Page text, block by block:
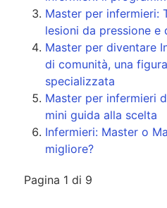
Master per infermieri:
lesioni da pressione
Master per diventare
di comunità, una
specializzata
Master per infermieri
mini guida alla scelta
Infermieri: Master o
migliore?
Pagina 1 di 9